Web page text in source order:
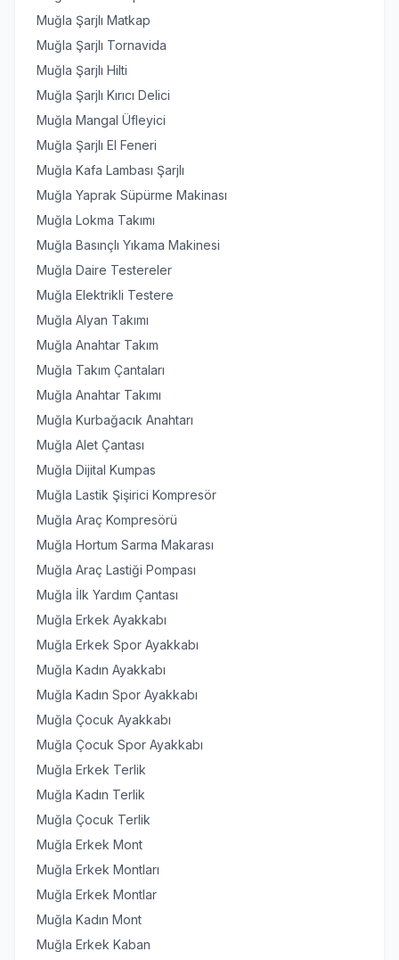
Muğla Şarjlı Matkap
Muğla Şarjlı Tornavida
Muğla Şarjlı Hilti
Muğla Şarjlı Kırıcı Delici
Muğla Mangal Üfleyici
Muğla Şarjlı El Feneri
Muğla Kafa Lambası Şarjlı
Muğla Yaprak Süpürme Makinası
Muğla Lokma Takımı
Muğla Basınçlı Yıkama Makinesi
Muğla Daire Testereler
Muğla Elektrikli Testere
Muğla Alyan Takımı
Muğla Anahtar Takım
Muğla Takım Çantaları
Muğla Anahtar Takımı
Muğla Kurbağacık Anahtarı
Muğla Alet Çantası
Muğla Dijital Kumpas
Muğla Lastik Şişirici Kompresör
Muğla Araç Kompresörü
Muğla Hortum Sarma Makarası
Muğla Araç Lastiği Pompası
Muğla İlk Yardım Çantası
Muğla Erkek Ayakkabı
Muğla Erkek Spor Ayakkabı
Muğla Kadın Ayakkabı
Muğla Kadın Spor Ayakkabı
Muğla Çocuk Ayakkabı
Muğla Çocuk Spor Ayakkabı
Muğla Erkek Terlik
Muğla Kadın Terlik
Muğla Çocuk Terlik
Muğla Erkek Mont
Muğla Erkek Montları
Muğla Erkek Montlar
Muğla Kadın Mont
Muğla Erkek Kaban